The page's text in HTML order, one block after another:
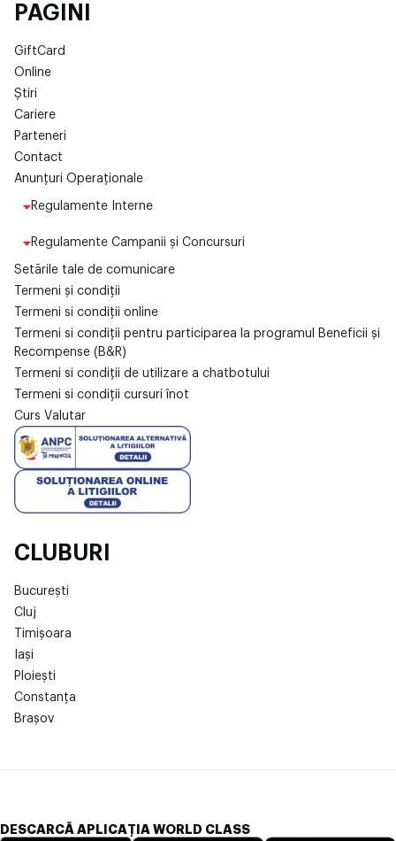
PAGINI
GiftCard
Online
Știri
Cariere
Parteneri
Contact
Anunțuri Operaționale
Regulamente Interne
Regulamente Campanii și Concursuri
Setările tale de comunicare
Termeni și condiții
Termeni si condiții online
Termeni si condiții pentru participarea la programul Beneficii și
Recompense (B&R)
Termeni si condiții de utilizare a chatbotului
Termeni si condiții cursuri înot
Curs Valutar
CLUBURI
București
Cluj
Timișoara
Iași
Ploiești
Constanța
Brașov
DESCARCĂ APLICAȚIA WORLD CLASS